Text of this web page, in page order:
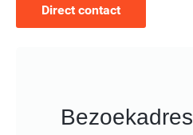
Direct contact
Bezoekadres